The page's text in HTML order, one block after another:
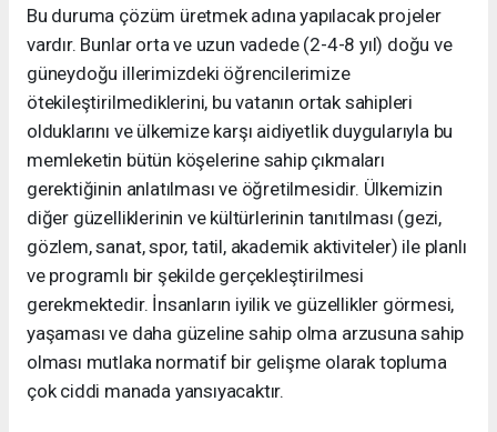
Bu duruma çözüm üretmek adına yapılacak projeler
vardır. Bunlar orta ve uzun vadede (2-4-8 yıl) doğu ve
güneydoğu illerimizdeki öğrencilerimize
ötekileştirilmediklerini, bu vatanın ortak sahipleri
olduklarını ve ülkemize karşı aidiyetlik duygularıyla bu
memleketin bütün köşelerine sahip çıkmaları
gerektiğinin anlatılması ve öğretilmesidir. Ülkemizin
diğer güzelliklerinin ve kültürlerinin tanıtılması (gezi,
gözlem, sanat, spor, tatil, akademik aktiviteler) ile planlı
ve programlı bir şekilde gerçekleştirilmesi
gerekmektedir. İnsanların iyilik ve güzellikler görmesi,
yaşaması ve daha güzeline sahip olma arzusuna sahip
olması mutlaka normatif bir gelişme olarak topluma
çok ciddi manada yansıyacaktır.